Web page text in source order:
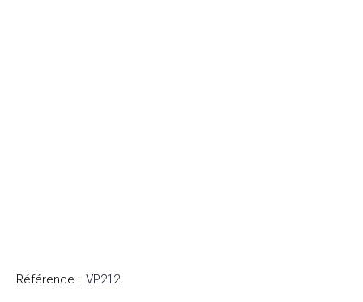
Référence : VP212